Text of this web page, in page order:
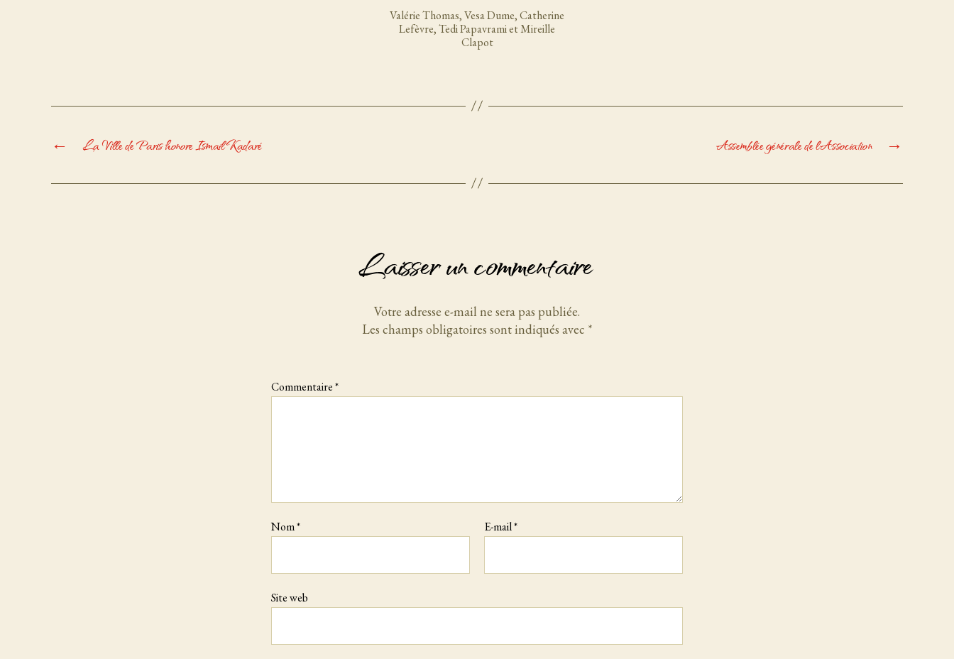
Valérie Thomas, Vesa Dume, Catherine
Lefèvre, Tedi Papavrami et Mireille
Clapot
← La Ville de Paris honore Ismail Kadaré →
Assemblée générale de l’Association
Laisser un commentaire
Votre adresse e-mail ne sera pas publiée.
Les champs obligatoires sont indiqués avec *
Commentaire*
Nom* E-mail*
Site web